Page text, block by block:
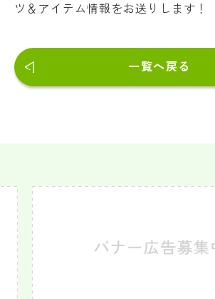
ツ＆アイテム情報をお送りします！
一覧へ戻る